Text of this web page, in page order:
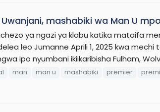
mashabiki wa Man U
ya ngazi ya klabu katika mataifa
leo Jumanne Aprili 1, 2025 kwa
ipo nyumbani ikiikaribisha Fulham,
man man u mashabiki premier